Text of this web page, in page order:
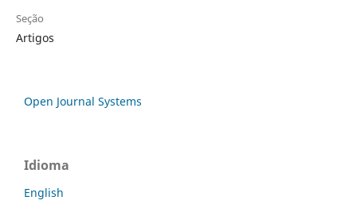
Seção
Artigos
Open Journal Systems
Idioma
English